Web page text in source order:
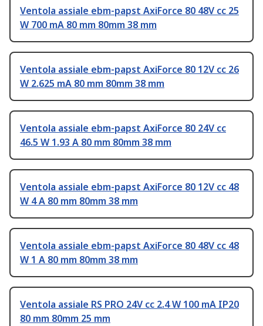
Ventola assiale ebm-papst AxiForce 80 48V cc 25
W 700 mA 80 mm 80mm 38 mm
Ventola assiale ebm-papst AxiForce 80 12V cc 26
W 2.625 mA 80 mm 80mm 38 mm
Ventola assiale ebm-papst AxiForce 80 24V cc
46.5 W 1.93 A 80 mm 80mm 38 mm
Ventola assiale ebm-papst AxiForce 80 12V cc 48
W 4 A 80 mm 80mm 38 mm
Ventola assiale ebm-papst AxiForce 80 48V cc 48
W 1 A 80 mm 80mm 38 mm
Ventola assiale RS PRO 24V cc 2.4 W 100 mA IP20
80 mm 80mm 25 mm